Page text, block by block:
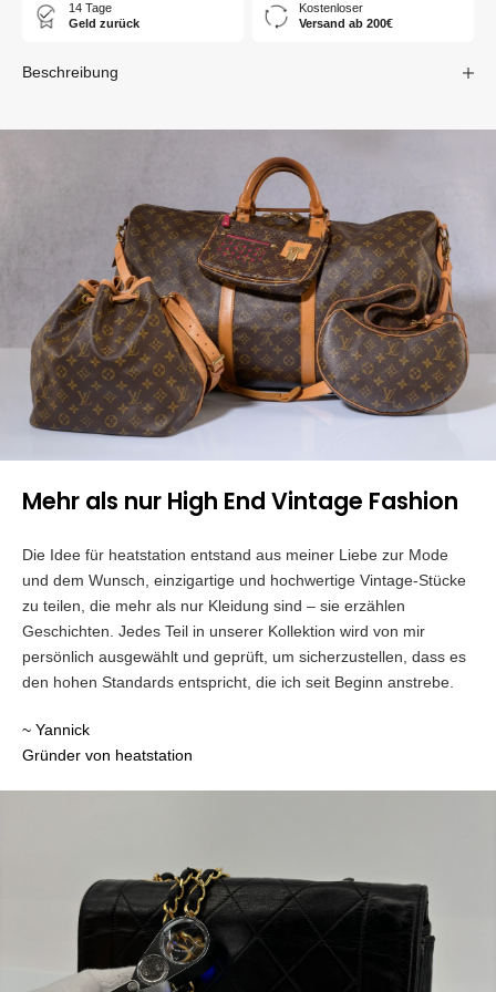
14 Tage
Geld zurück
Kostenloser
Versand ab 200€
Beschreibung
Mehr als nur High End Vintage Fashion
Die Idee für heatstation entstand aus meiner Liebe zur Mode
und dem Wunsch, einzigartige und hochwertige Vintage-Stücke
zu teilen, die mehr als nur Kleidung sind – sie erzählen
Geschichten. Jedes Teil in unserer Kollektion wird von mir
persönlich ausgewählt und geprüft, um sicherzustellen, dass es
den hohen Standards entspricht, die ich seit Beginn anstrebe.
~ Yannick
Gründer von heatstation